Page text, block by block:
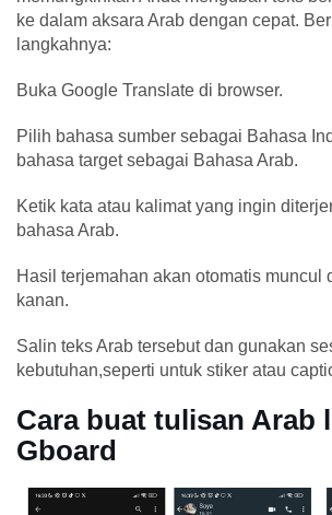
ke dalam aksara Arab dengan cepat.
langkahnya:
Buka Google Translate di browser.
Pilih bahasa sumber sebagai Bahasa
bahasa target sebagai Bahasa Arab.
Ketik kata atau kalimat yang ingin
bahasa Arab.
Hasil terjemahan akan otomatis muncul
kanan.
Salin teks Arab tersebut dan gunakan
kebutuhan,seperti untuk stiker atau
Cara buat tulisan Arab
Gboard